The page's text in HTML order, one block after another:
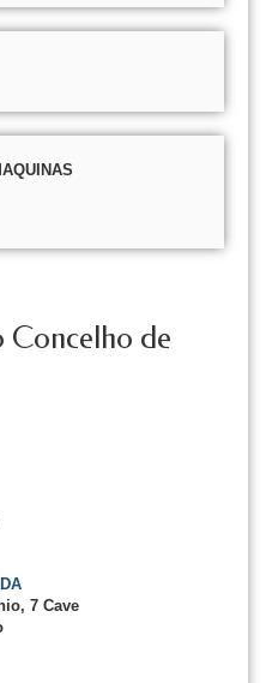
Concelho de
7 Cave